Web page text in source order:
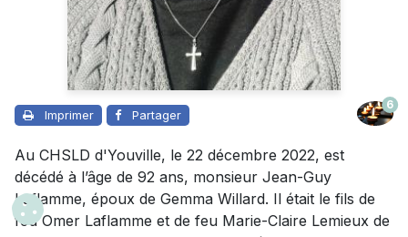
Imprimer Partager
6
Au CHSLD d'Youville, le 22 décembre 2022, est
décédé à l’âge de 92 ans, monsieur Jean-Guy
Laflamme, époux de Gemma Willard. Il était le fils de
feu Omer Laflamme et de feu Marie-Claire Lemieux de